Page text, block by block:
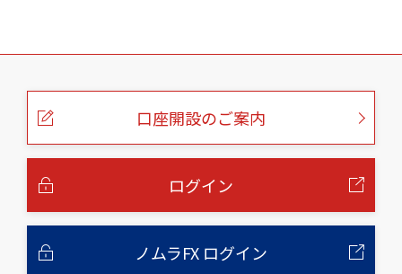
こ
口座開設のご案内
ログイン
ノムラFX ログイン